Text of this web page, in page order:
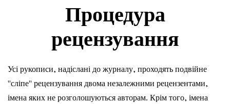
Процедура
рецензування
Усі рукописи, надіслані до журналу, проходять подвійне
"сліпе" рецензування двома незалежними рецензентами,
імена яких не розголошуються авторам. Крім того, імена